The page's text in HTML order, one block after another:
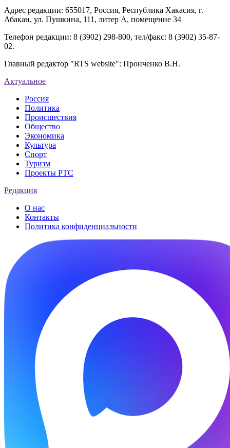
Адрес редакции: 655017, Россия, Республика Хакасия, г.
Абакан, ул. Пушкина, 111, литер А, помещение 34
Телефон редакции: 8 (3902) 298-800, тел/факс: 8 (3902) 35-87-
02.
Главный редактор "RTS website": Пронченко В.Н.
Актуальное
Россия
Политика
Происшествия
Общество
Экономика
Культура
Спорт
Туризм
Проекты РТС
Редакция
О нас
Контакты
Политика конфиденциальности